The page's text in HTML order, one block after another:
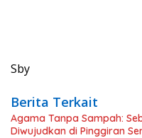
Sby
Berita Terkait
Agama Tanpa Sampah:
Diwujudkan di Pinggiran